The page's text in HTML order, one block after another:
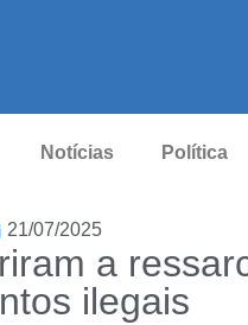
Notícias Política
21/07/2025
a
ilegais